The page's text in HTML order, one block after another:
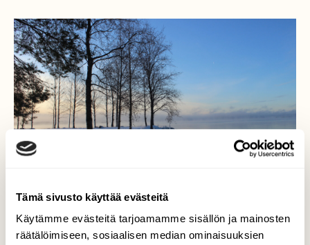
Tämä sivusto käyttää evästeitä
Käytämme evästeitä tarjoamamme sisällön ja mainosten
räätälöimiseen, sosiaalisen median ominaisuuksien